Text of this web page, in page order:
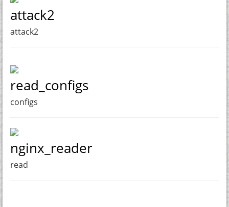
attack2
attack2
read_configs
configs
nginx_reader
read